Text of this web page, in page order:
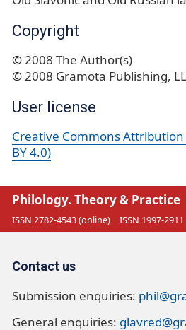
Copyright
© 2008 The Author(s)
© 2008 Gramota Publishing,
User license
Creative Commons
BY 4.0)
Philology. Theory & Practice
ISSN 2782-4543 (online) ISSN 1997-
Contact us
Submission enquiries:
General enquiries: